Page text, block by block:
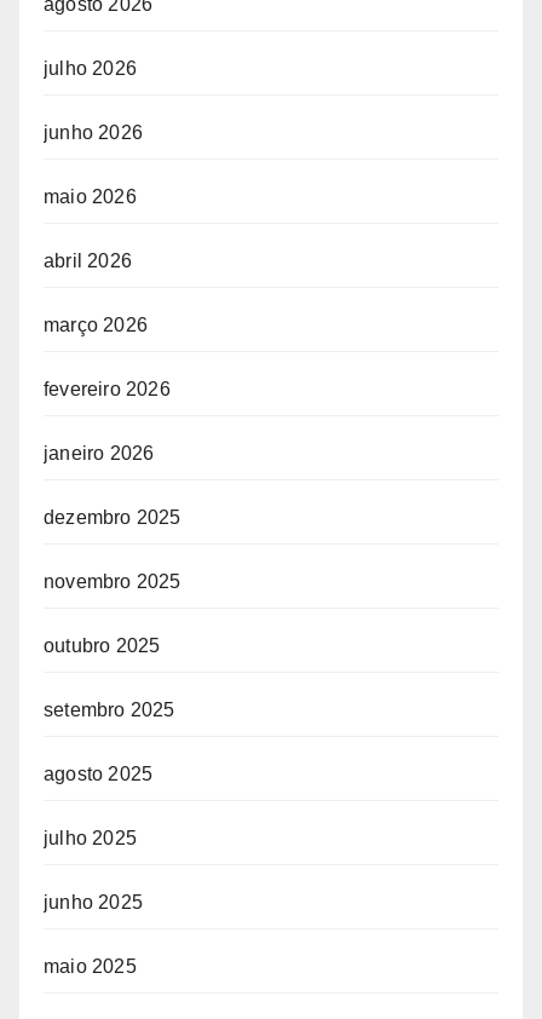
julho 2026
junho 2026
maio 2026
abril 2026
março 2026
fevereiro 2026
janeiro 2026
dezembro 2025
novembro 2025
outubro 2025
setembro 2025
agosto 2025
julho 2025
junho 2025
maio 2025